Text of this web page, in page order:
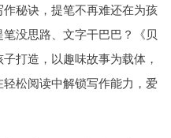
作秘诀，提笔不再难还在为孩
没思路、文字干巴巴？《贝
打造，以趣味故事为载体，
松阅读中解锁写作能力，爱